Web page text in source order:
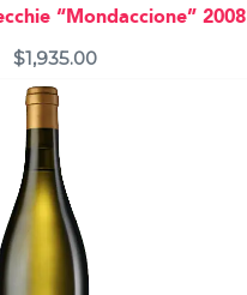
“Mondaccione” 2008
$1,935.00